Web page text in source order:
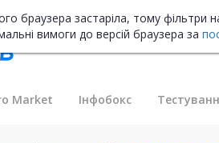
браузера застаріла, тому
вимоги до версій браузера за
Market Інфобокс